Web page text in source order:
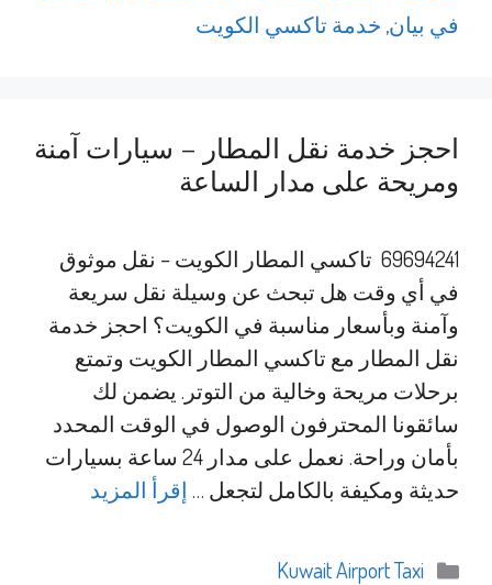
في بيان, خدمة تاكسي الكويت
احجز خدمة نقل المطار – سيارات آمنة
ومريحة على مدار الساعة
69694241 تاكسي المطار الكويت – نقل موثوق
في أي وقت هل تبحث عن وسيلة نقل سريعة
وآمنة وبأسعار مناسبة في الكويت؟ احجز خدمة
نقل المطار مع تاكسي المطار الكويت وتمتع
برحلات مريحة وخالية من التوتر. يضمن لك
سائقونا المحترفون الوصول في الوقت المحدد
بأمان وراحة. نعمل على مدار 24 ساعة بسيارات
حديثة ومكيفة بالكامل لتجعل … إقرأ المزيد
التصنيفات
Kuwait Airport Taxi